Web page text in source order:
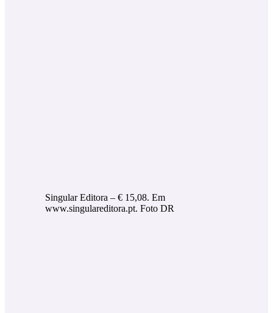
Singular Editora – € 15,08. Em
www.singulareditora.pt. Foto DR